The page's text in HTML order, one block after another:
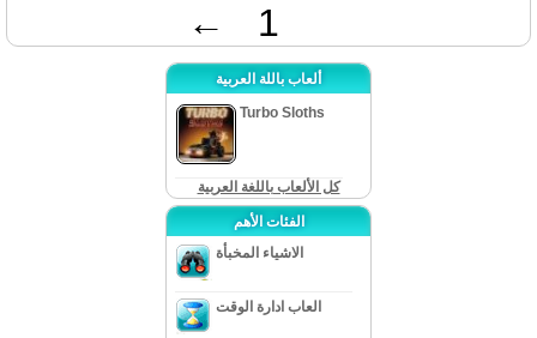
← 1
ألعاب باللة العربية
Turbo Sloths
كل الألعاب باللغة العربية
الفئات الأهم
الاشياء المخبأة
العاب ادارة الوقت